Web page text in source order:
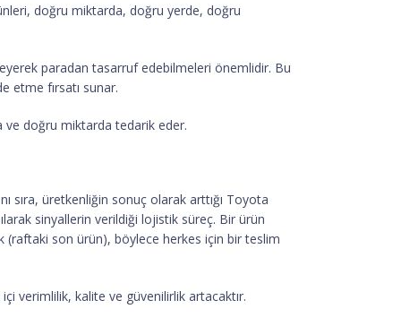
doğru miktarda, doğru yerde, doğru
paradan tasarruf edebilmeleri önemlidir. Bu
etme fırsatı sunar.
ve doğru miktarda tedarik eder.
sıra, üretkenliğin sonuç olarak arttığı Toyota
sinyallerin verildiği lojistik süreç. Bir ürün
(raftaki son ürün), böylece herkes için bir teslim
verimlilik, kalite ve güvenilirlik artacaktır.